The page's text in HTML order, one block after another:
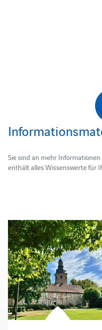
Sie sind an mehr
enthält alles Wissenswerte für